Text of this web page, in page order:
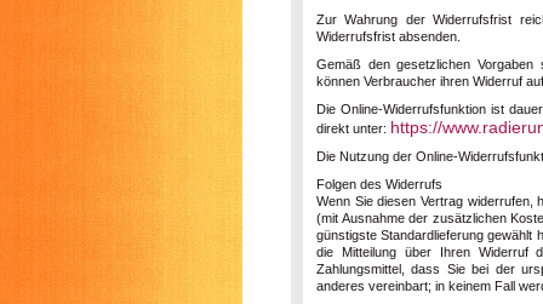
Zur Wahrung der Widerrufsfrist
Widerrufsfrist absenden.
Gemäß den gesetzlichen Vorgaben
können Verbraucher ihren Widerruf
Die Online-Widerrufsfunktion ist
direkt unter: https://
Die Nutzung der Online-
Folgen des Widerrufs
Wenn Sie diesen Vertrag widerrufen,
(mit Ausnahme der zusätzlichen
günstigste Standardlieferung gewählt
die Mitteilung über Ihren Widerruf
Zahlungsmittel, dass Sie bei der
anderes vereinbart; in keinem Fall